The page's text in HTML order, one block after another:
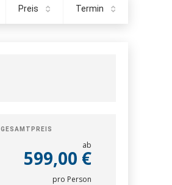
Termin
Preis
GESAMTPREIS
ab
599,00 €
pro Person